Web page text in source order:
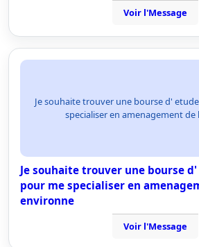
Voir l'Message
Je souhaite trouver une bourse d'
specialiser en amenagement
Je souhaite trouver une bourse
pour me specialiser en
environne
Voir l'Message